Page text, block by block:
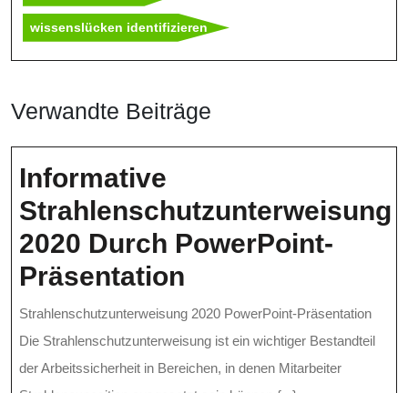
wissenslücken identifizieren
Verwandte Beiträge
Informative
Strahlenschutzunterweisung
2020 Durch PowerPoint-
Präsentation
2020
Durch
Strahlenschutzunterweisung 2020 PowerPoint-Präsentation
Die Strahlenschutzunterweisung ist ein wichtiger Bestandteil
der Arbeitssicherheit in Bereichen, in denen Mitarbeiter